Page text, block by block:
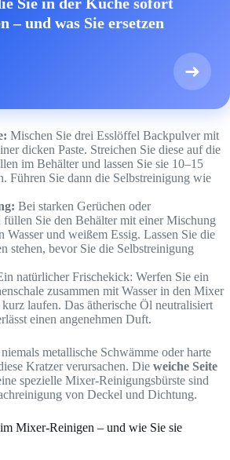
Sie in der Küche sofort
– und was Sie ersetzen
➜
Mischen Sie drei Esslöffel Backpulver mit
dicken Paste. Streichen Sie diese auf die
im Behälter und lassen Sie sie 10–15
Führen Sie dann die Selbstreinigung wie
Bei starken Gerüchen oder
Sie den Behälter mit einer Mischung
Wasser und weißem Essig. Lassen Sie die
stehen, bevor Sie die Selbstreinigung
natürlicher Frischekick: Werfen Sie ein
zusammen mit Wasser in den Mixer
laufen. Das ätherische Öl neutralisiert
einen angenehmen Duft.
metallische Schwämme oder harte
Kratzer verursachen. Die weiche Seite
spezielle Mixer-Reinigungsbürste sind
von Deckel und Dichtung.
Mixer-Reinigen – und wie Sie sie